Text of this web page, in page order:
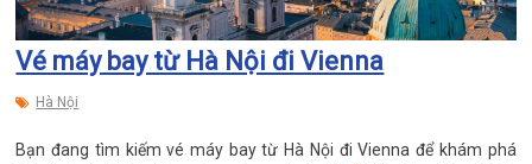
Vé máy bay từ Hà Nội đi Vienna
Hà Nội
Bạn đang tìm kiếm vé máy bay từ Hà Nội đi Vienna để khám phá